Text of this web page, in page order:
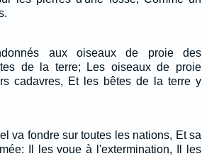
aux oiseaux de proie des
de la terre; Les oiseaux de proie
cadavres, Et les bêtes de la terre y
va fondre sur toutes les nations, Et sa
Il les voue à l'extermination, Il les